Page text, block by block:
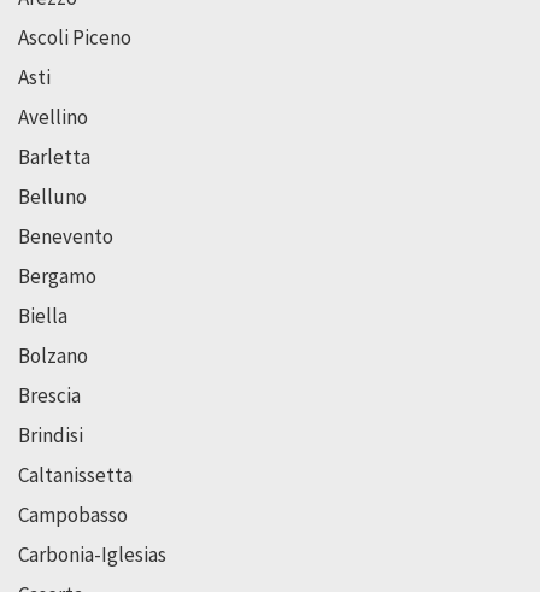
Ascoli Piceno
Asti
Avellino
Barletta
Belluno
Benevento
Bergamo
Biella
Bolzano
Brescia
Brindisi
Caltanissetta
Campobasso
Carbonia-Iglesias